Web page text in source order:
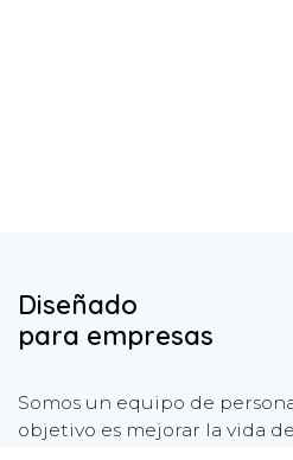
Diseñado
para empresas
Somos un equipo de
objetivo es mejorar la vida